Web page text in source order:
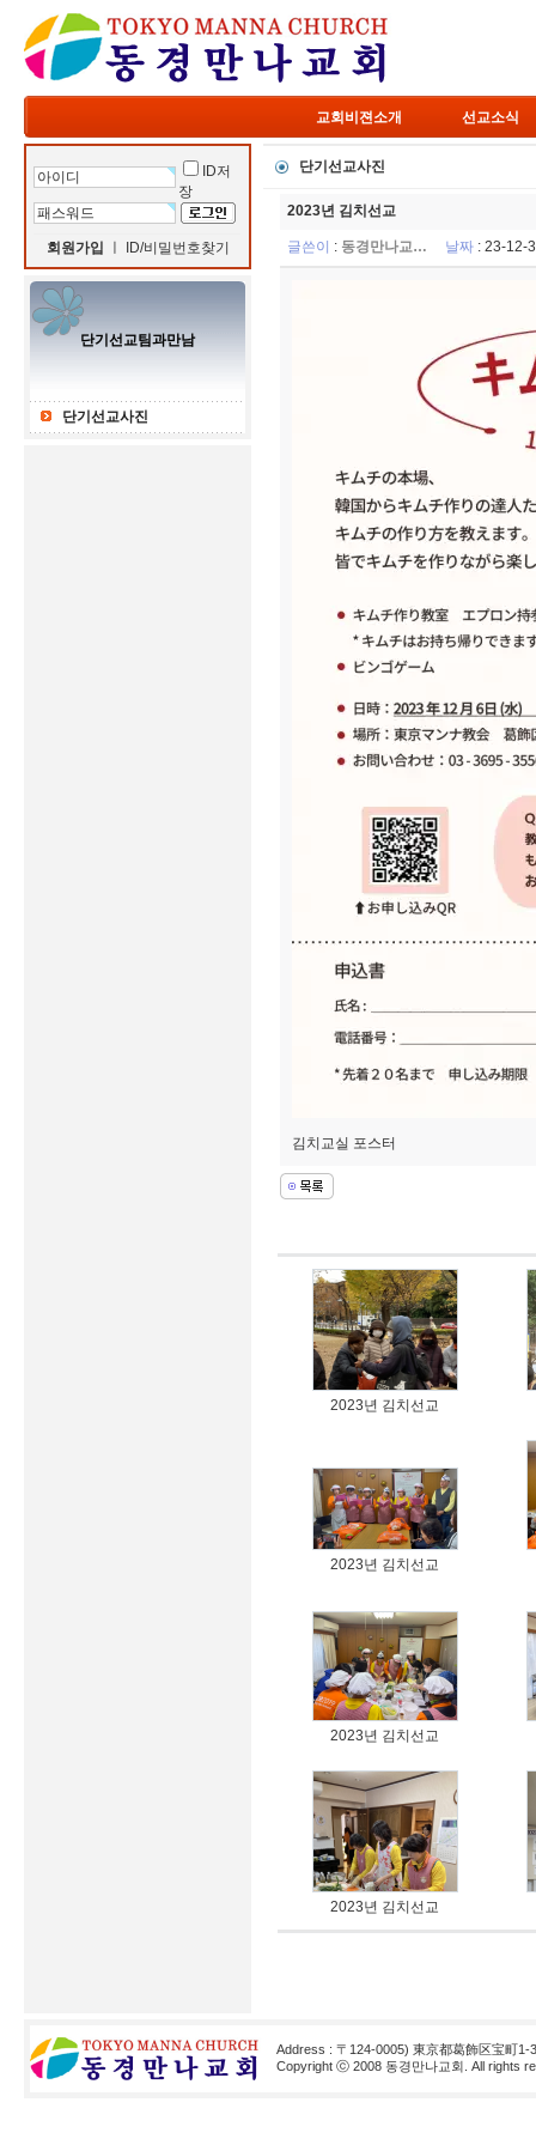
교회비젼소개 선교소식
ID저
장
회원가입 ID/비밀번호찾기
단기선교팀과만남
단기선교사진
단기선교사진
2023년 김치선교
글쓴이 : 동경만나교… 날짜: 23-
김치교실 포스터
2023년 김치선교
2023년 김치선교
2023년 김치선교
2023년 김치선교
Address : 〒124-0005) 東京都葛飾区宝町1-
Copyright ⓒ 2008 동경만나교회. All rights